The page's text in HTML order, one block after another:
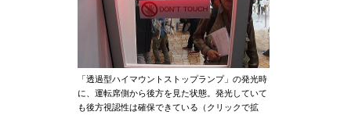
「透過型ハイマウントストップランプ」の発光時
に、運転席側から後方を見た状態。発光していて
も後方視認性は確保できている（クリックで拡